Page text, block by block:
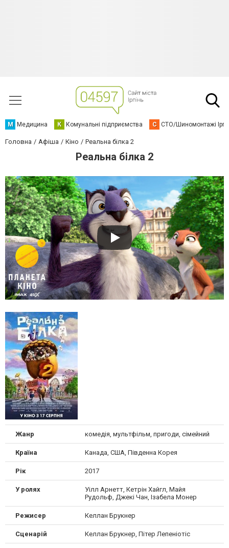
М Медицина К Комунальні підприємства С СТО/Шиномонтажі
Головна Афіша Кіно Реальна білка 2
Реальна білка 2
Жанр комедія, мультфільм, пригоди, сімейний
Країна Канада, США, Південна Корея
Рік 2017
У ролях
Уілл Арнетт, Кетрін Хайгл, Майя
Рудольф, Джекі Чан, Ізабела Монер
Режисер Келлан Брукнер
Сценарій Келлан Брукнер, Пітер Лепеніотіс